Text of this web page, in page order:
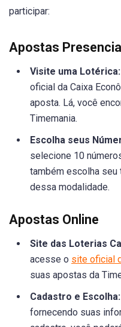
participar:
Apostas
Visite uma Lotérica:
oficial da Caixa
aposta. Lá, você
Timemania.
Escolha seus
selecione 10
também escolha seu
dessa modalidade.
Apostas Online
Site das Loterias
acesse o site oficial
suas apostas da
Cadastro e Escolha:
fornecendo suas